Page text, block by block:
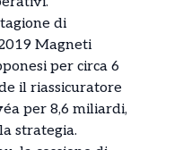
di
Magneti
per circa 6
il riassicuratore
per 8,6 miliardi,
strategia.